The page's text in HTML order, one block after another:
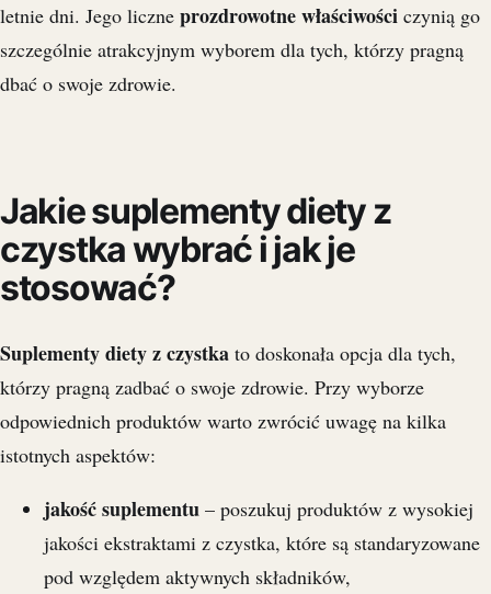
letnie dni. Jego liczne prozdrowotne właściwości czynią go
szczególnie atrakcyjnym wyborem dla tych, którzy pragną
dbać o swoje zdrowie.
Jakie suplementy diety z
czystka wybrać i jak je
stosować?
Suplementy diety z czystka to doskonała opcja dla tych,
którzy pragną zadbać o swoje zdrowie. Przy wyborze
odpowiednich produktów warto zwrócić uwagę na kilka
istotnych aspektów:
jakość suplementu – poszukuj produktów z wysokiej
jakości ekstraktami z czystka, które są standaryzowane
pod względem aktywnych składników,